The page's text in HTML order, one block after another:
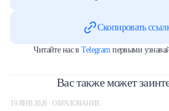
Скопировать
Читайте нас вTelegramпервыми
Вас также может
19 ЯНВ 2026 · ОБРАЗОВАНИЕ